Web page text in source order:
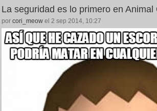
La seguridad es lo primero en Animal
por cori_meow el 2 sep 2014, 10:27